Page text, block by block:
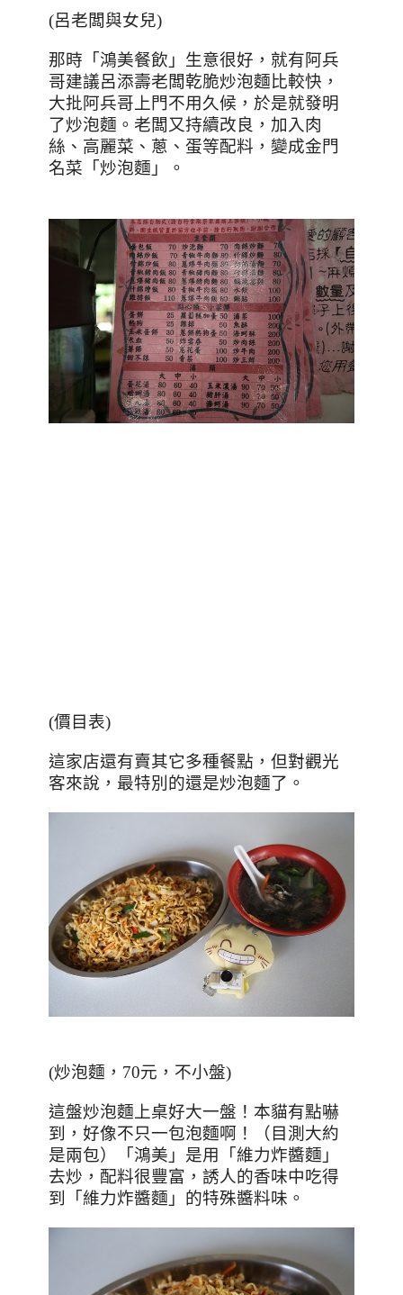
(呂老闆與女兒)
那時「鴻美餐飲」生意很好，就有阿兵
哥建議呂添壽老闆乾脆炒泡麵比較快，
大批阿兵哥上門不用久候，於是就發明
了炒泡麵。老闆又持續改良，加入肉
絲、高麗菜、蔥、蛋等配料，變成金門
名菜「炒泡麵」。
(價目表)
這家店還有賣其它多種餐點，但對觀光
客來說，最特別的還是炒泡麵了。
(炒泡麵，70元，不小盤)
這盤炒泡麵上桌好大一盤！本貓有點嚇
到，好像不只一包泡麵啊！（目測大約
是兩包）「鴻美」是用「維力炸醬麵」
去炒，配料很豐富，誘人的香味中吃得
到「維力炸醬麵」的特殊醬料味。